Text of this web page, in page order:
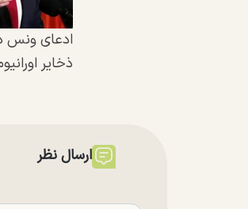
ادعای ونس
ذخایر
ارسال نظر